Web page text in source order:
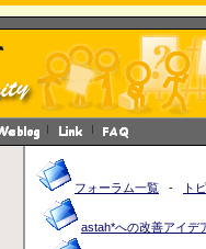
フォーラム一覧 - ト
astah*への改善アイデ